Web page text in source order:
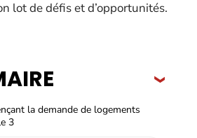
lot de défis et d’opportunités.
la demande de logements
3